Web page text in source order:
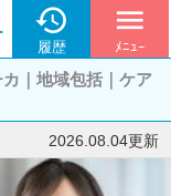

履歴
menu
ﾒﾆｭｰ
カ｜地域包括｜ケア
2026.08.04更新